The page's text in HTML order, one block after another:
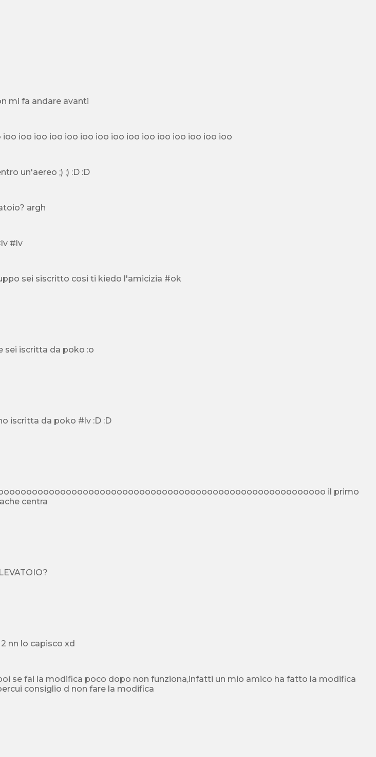
mi fa andare avanti
il 2 ioo ioo ioo ioo ioo ioo ioo ioo ioo ioo ioo ioo ioo ioo ioo ioo ioo ioo ioo ioo ioo
dovrebbero farne uno dentro un'aereo ;) ;) :D :D
argh
amo gli stickman!!!! #lv #lv #lv
sei siscritto cosi ti kiedo l'amicizia #ok
sei iscritta da poko :o
chiedetemi l amicizia sono iscritta da poko #lv :D :D
il primo
centra
nn lo capisco xd
se fai la modifica poco dopo non funziona,infatti un mio amico ha fatto la modifica
gli va,percui consiglio d non fare la modifica